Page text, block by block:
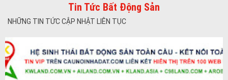
Tin Tức Bất Động Sản
NHỮNG TIN TỨC CẬP NHẬT LIÊN TỤC